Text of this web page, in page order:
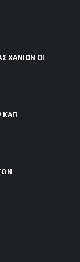
ΧΑΝΊΩΝ ΟΙ
ΚΑΠ